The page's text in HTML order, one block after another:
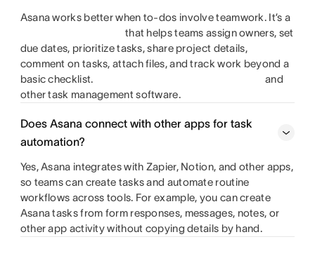
Asana works better when to-dos involve teamwork. It’s a
that helps teams assign owners, set
due dates, prioritize tasks, share project details,
comment on tasks, attach files, and track work beyond a
basic checklist.
and
other task management software.
Does Asana connect with other apps for task
automation?
Yes, Asana integrates with Zapier, Notion, and other apps,
so teams can create tasks and automate routine
workflows across tools. For example, you can create
Asana tasks from form responses, messages, notes, or
other app activity without copying details by hand.